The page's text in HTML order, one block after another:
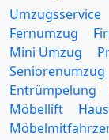
Umzugsservice
Fernumzug
Mini Umzug
Seniorenumzug
Entrümpelung
Möbellift